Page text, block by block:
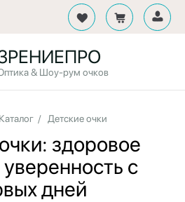
& Шоу-рум очков
Каталог / Детские очки
здоровое
с
дней